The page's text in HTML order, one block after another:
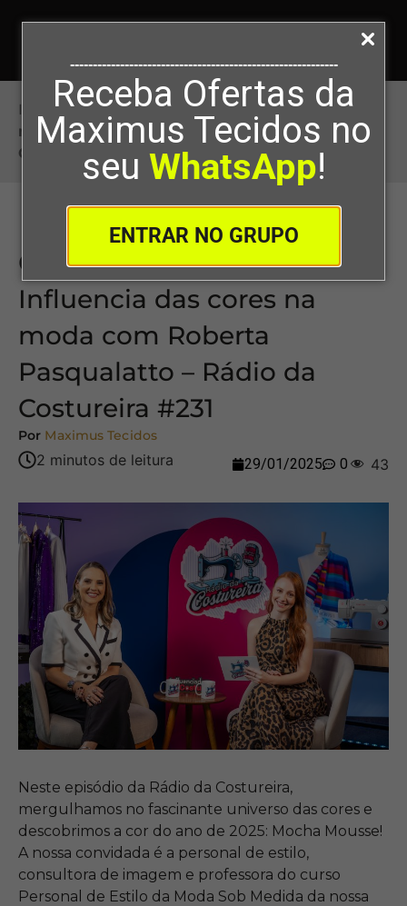
-----------------------------------------------------------
Receba Ofertas da
Maximus Tecidos no
seu WhatsApp!
ENTRAR NO GRUPO
Início>Cor do Ano 2025 e a Influencia das cores
na moda com Roberta Pasqualatto – Rádio da
Costureira #231
Cor do Ano 2025 e a
Influencia das cores na
moda com Roberta
Pasqualatto – Rádio da
Costureira #231
Por Maximus Tecidos
29/01/2025 0 43
Neste episódio da Rádio da Costureira,
mergulhamos no fascinante universo das cores e
descobrimos a cor do ano de 2025: Mocha Mousse!
A nossa convidada é a personal de estilo,
consultora de imagem e professora do curso
Personal de Estilo da Moda Sob Medida da nossa